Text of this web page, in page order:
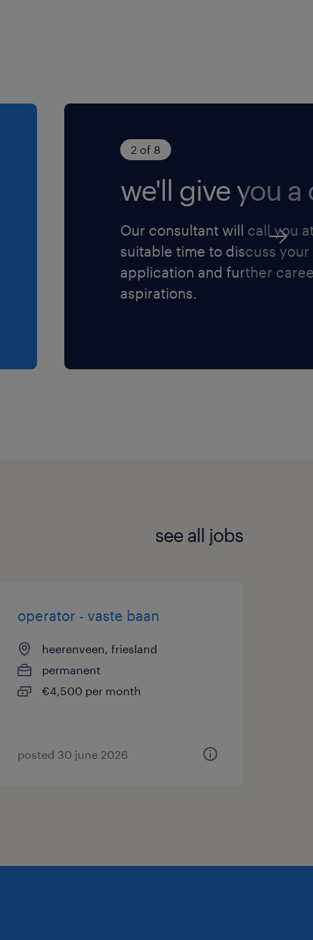
écht bij je past. Je
of chemie. Waar je ook
het beste aansluit
een fijne sfeer. Ervaren
met plezier het vak.
persoonlijke groei
machines. Je bouwt
2 of 8
we'll give you a
Our consultant will call you
suitable time to discuss your
application and further
aspirations.
see all jobs
operator - vaste baan
heerenveen, friesland
permanent
€4,500 per month
posted 30 june 2026